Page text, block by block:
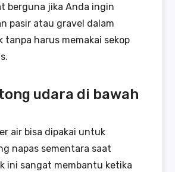
berguna jika Anda ingin
pasir atau gravel dalam
tanpa harus memakai sekop
udara di bawah
air bisa dipakai untuk
napas sementara saat
ini sangat membantu ketika